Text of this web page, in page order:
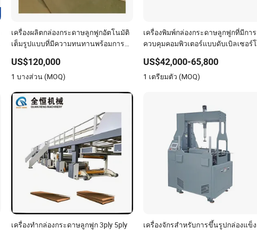
เครื่องผลิตกล่องกระดาษลูกฟูกอัตโนมัติ
เต็มรูปแบบที่มีความทนทานพร้อมการ
US$120,000
1 บางส่วน (MOQ)
เครื่องพิมพ์กล่องกระดาษลูกฟูกที่มีการ
ควบคุมคอมพิวเตอร์แบบดับเบิลเซอร์โว
ระบบรัดที่มีความเสถียรของขอบนำ
อัตโนมัติ
US$42,000-65,800
1 เตรียมตัว (MOQ)
เครื่องทำกล่องกระดาษลูกฟูก 3ply 5ply
เครื่องจักรสำหรับการขึ้นรูปกล่องแข็ง